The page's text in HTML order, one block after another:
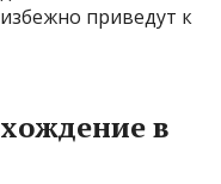
приведут к
в